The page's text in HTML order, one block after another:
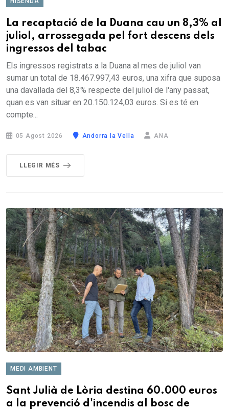
La recaptació de la Duana cau un 8,3% al
juliol, arrossegada pel fort descens dels
ingressos del tabac
Els ingressos registrats a la Duana al mes de juliol van
sumar un total de 18.467.997,43 euros, una xifra que suposa
una davallada del 8,3% respecte del juliol de l'any passat,
quan es van situar en 20.150.124,03 euros. Si es té en
compte...
05 Agost 2026 Andorra la Vella ANA
LLEGIR MÉS
MEDI AMBIENT
Sant Julià de Lòria destina 60.000 euros
a la prevenció d'incendis al bosc de